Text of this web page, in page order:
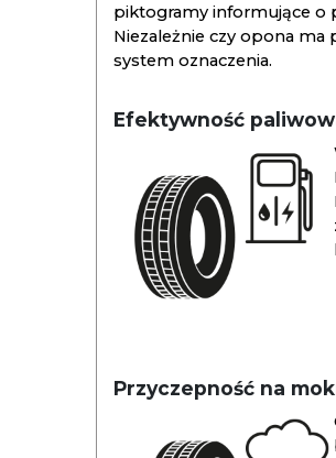
piktogramy informujące o
Niezależnie czy opona ma
system oznaczenia.
Efektywność
Przyczepność na